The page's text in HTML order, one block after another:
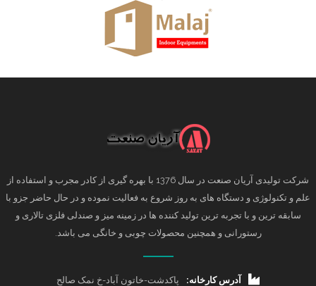
شرکت تولیدی آریان صنعت در سال 1376 با بهره گیری از کادر مجرب و استفاده از
علم و تکنولوژی و دستگاه های به روز شروع به فعالیت نموده و در حال حاضر جزو با
سابقه ترین و با تجربه ترین تولید کننده ها در زمینه میز و صندلی فلزی تالاری و
رستورانی و همچنین محصولات چوبی و خانگی می باشد.
آدرس کارخانه: پاکدشت-خاتون آباد-خ نمک صالح